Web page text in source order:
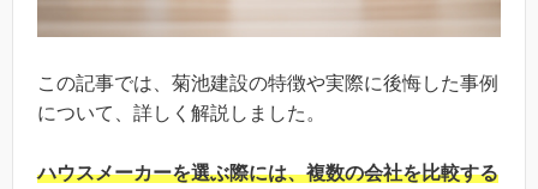
この記事では、菊池建設の特徴や実際に後悔した事例
について、詳しく解説しました。
ハウスメーカーを選ぶ際には、複数の会社を比較する